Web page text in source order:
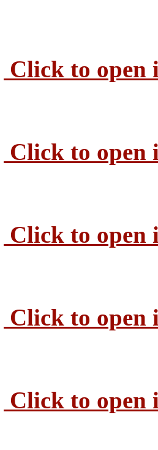
Click to open
Click to open
Click to open
Click to open
Click to open